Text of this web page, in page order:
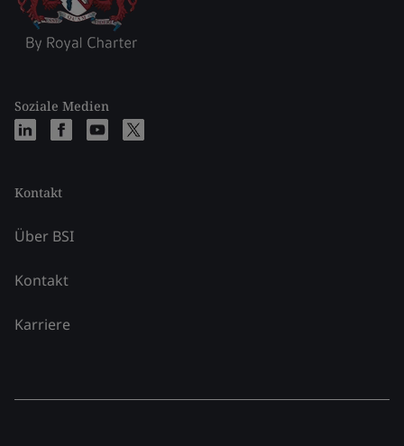
Soziale Medien
Kontakt
Über BSI
Kontakt
Karriere